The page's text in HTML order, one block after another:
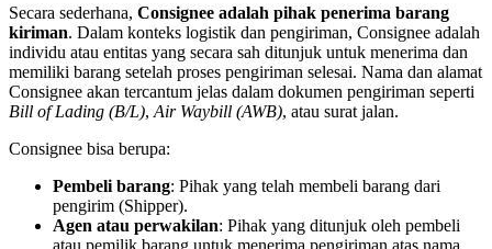
Secara sederhana, Consignee adalah pihak penerima barang
kiriman. Dalam konteks logistik dan pengiriman, Consignee adalah
individu atau entitas yang secara sah ditunjuk untuk menerima dan
memiliki barang setelah proses pengiriman selesai. Nama dan alamat
Consignee akan tercantum jelas dalam dokumen pengiriman seperti
Bill of Lading (B/L),Air Waybill (AWB), atau surat jalan.
Consignee bisa berupa:
Pembeli barang: Pihak yang telah membeli barang dari
pengirim (Shipper).
Agen atau perwakilan: Pihak yang ditunjuk oleh pembeli